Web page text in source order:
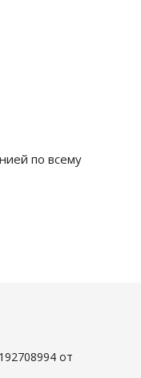
по всему
от